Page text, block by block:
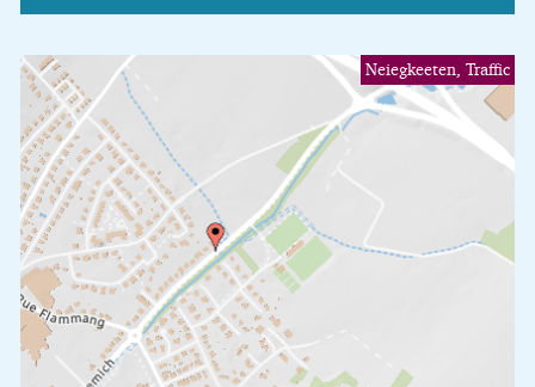
Neiegkeeten, Traffic